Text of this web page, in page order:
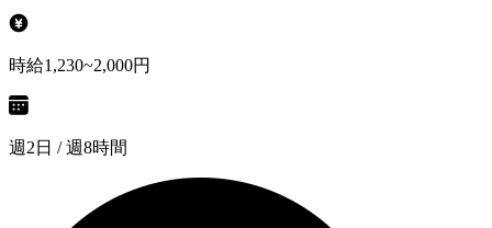
時給1,230~2,000円
週2日 / 週8時間